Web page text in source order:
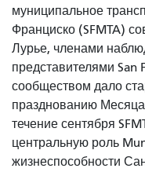
муниципальное
Франциско (SFMTA)
Лурье, членами
представителями San
сообществом дало
празднованию
течение сентября
центральную роль
жизнеспособности